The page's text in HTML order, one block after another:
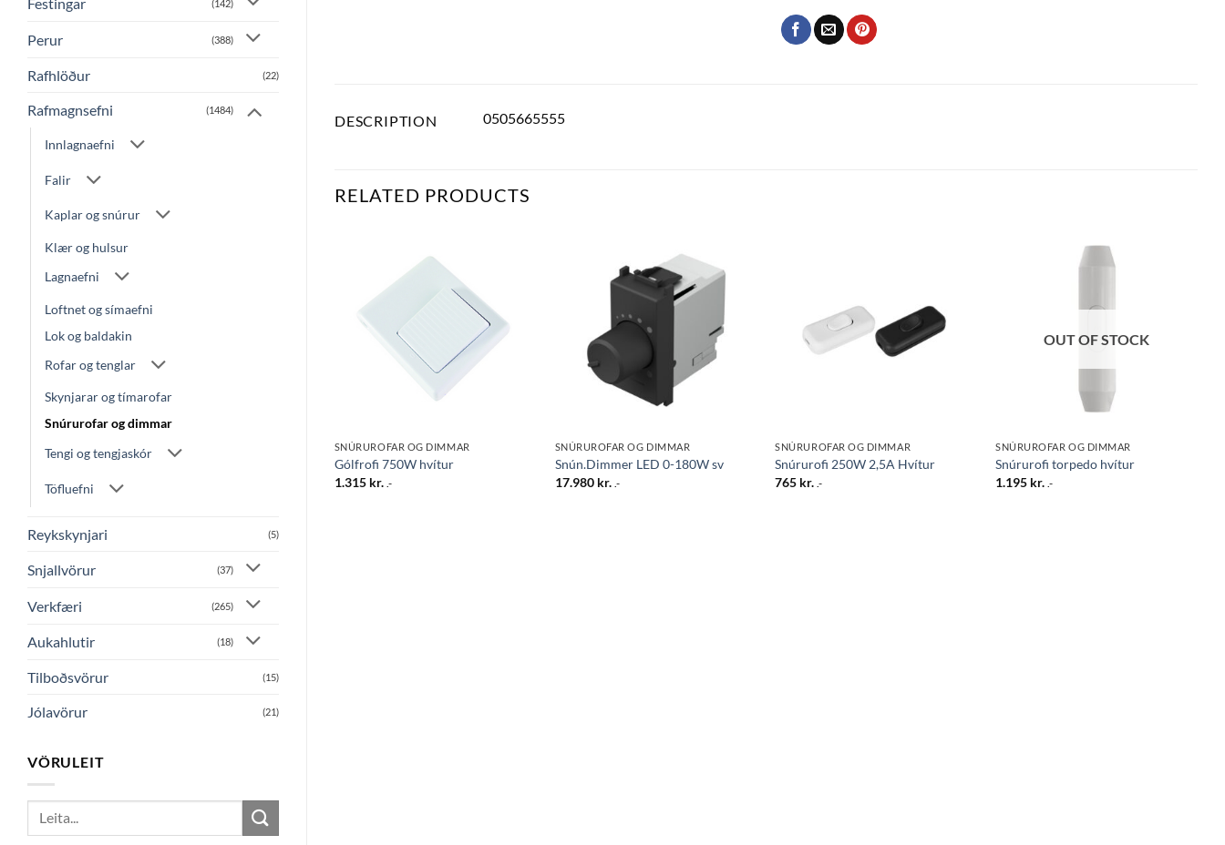
(142)
Perur (388)
Rafhlöður (22)
Rafmagnsefni (1484)
Innlagnaefni
Falir
Kaplar og snúrur
Klær og hulsur
Lagnaefni
Loftnet og símaefni
Lok og baldakin
Rofar og tenglar
Skynjarar og tímarofar
Snúrurofar og dimmar
Tengi og tengjaskór
Töfluefni
Reykskynjari (5)
Snjallvörur (37)
Verkfæri (265)
Aukahlutir (18)
Tilboðsvörur (15)
Jólavörur (21)
VÖRULEIT
Search
DESCRIPTION 0505665555
RELATED PRODUCTS
óskalista
SNÚRUROFAR OG DIMMAR
Gólfrofi 750W hvítur
1.315 kr. .-
Bæta
SNÚRUROFAR OG DIMMAR
Snún.Dimmer LED 0-180W sv
17.980 kr. .-
óskalista
SNÚRUROFAR OG DIMMAR
Snúrurofi 250W 2,5A Hvítur
765 kr. .-
OUT OF STOCK
SNÚRUROFAR OG DIMMAR
Snúrurofi torpedo hvítur
1.195 kr. .-
Bæta
óskalista
svartur
SNÚRUROFAR OG DIMMAR
Gólfrofi 6A hvítur
3.265